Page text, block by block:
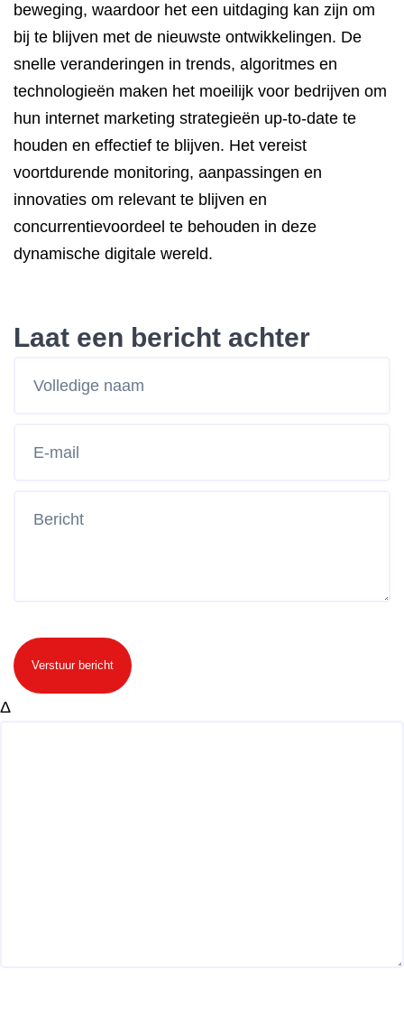
beweging, waardoor het een uitdaging kan zijn om
bij te blijven met de nieuwste ontwikkelingen. De
snelle veranderingen in trends, algoritmes en
technologieën maken het moeilijk voor bedrijven om
hun internet marketing strategieën up-to-date te
houden en effectief te blijven. Het vereist
voortdurende monitoring, aanpassingen en
innovaties om relevant te blijven en
concurrentievoordeel te behouden in deze
dynamische digitale wereld.
Laat een bericht achter
Verstuur bericht
Δ